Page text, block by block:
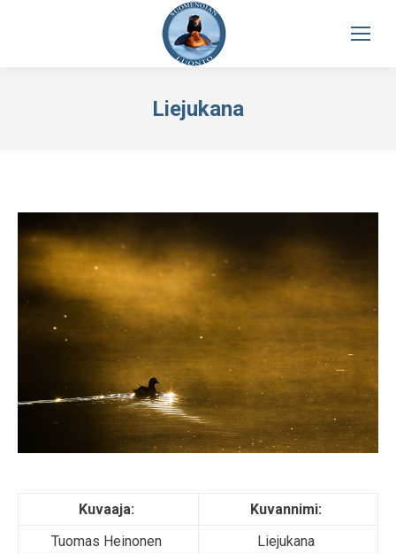
Liejukana
Kuvaaja:
Kuvannimi:
Tuomas Heinonen
Liejukana